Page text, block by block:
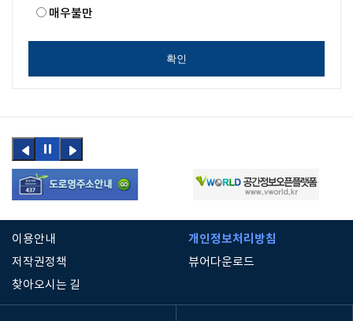
매우불만
확인
이전
버튼
정지
다음
버튼
이용안내 개인정보처리방침
저작권정책
뷰어다운로드
찾아오시는 길